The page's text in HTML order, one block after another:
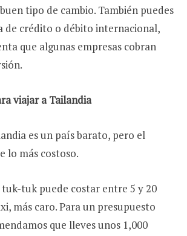
tipo de cambio. También puedes
de crédito o débito internacional,
que algunas empresas cobran
viajar a Tailandia
es un país barato, pero el
lo más costoso.
tuk puede costar entre 5 y 20
más caro. Para un presupuesto
que lleves unos 1,000